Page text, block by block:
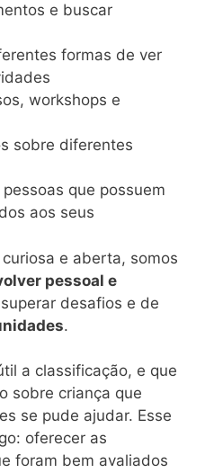
e buscar
formas de ver
workshops e
sobre diferentes
que possuem
aos seus
e aberta, somos
pessoal e
desafios e de
.
a classificação, e que
sobre criança que
se pude ajudar. Esse
oferecer as
foram bem avaliados